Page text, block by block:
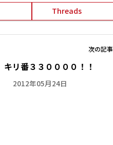
Threads
次の記事
キリ番３３００００！！
2012年05月24日